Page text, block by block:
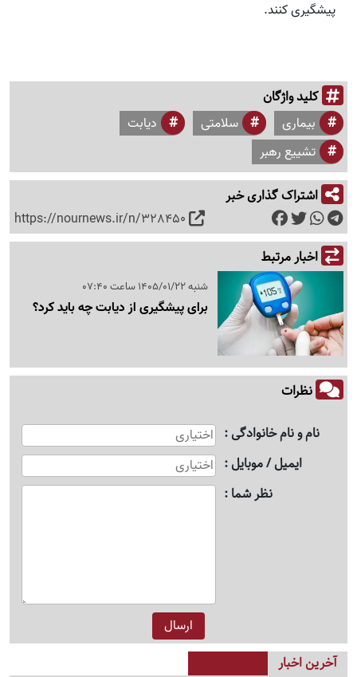
پیشگیری کنند.
کلید واژگان
بیماری سلامتی
دیابت
تشییع رهبر
اشتراک گذاری خبر
https://nournews.ir/n/328450
اخبار مرتبط
شنبه 1405/01/22 ساعت 07:40
برای پیشگیری از دیابت چه باید کرد؟
نظرات
نام و نام خانوادگی
ایمیل / موبایل
نظر شما
آخرین اخبار